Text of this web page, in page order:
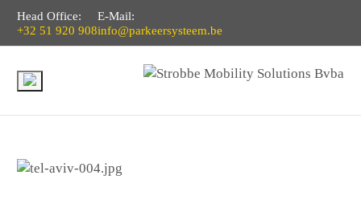
Head Office:
+32 51 920 908
E-Mail:
info@parkeersysteem.be